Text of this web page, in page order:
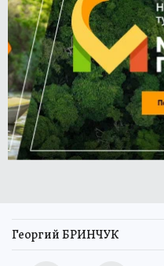
Георгий БРИНЧУК